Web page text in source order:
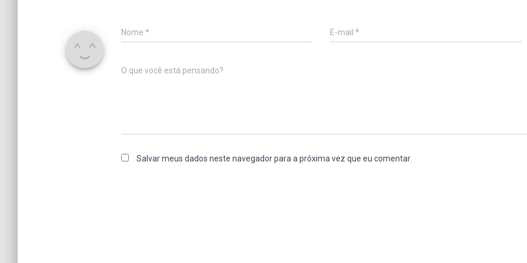
Nome * E-mail*
O que você está pensando?
Salvar meus dados neste navegador para a próxima vez que eu comentar.